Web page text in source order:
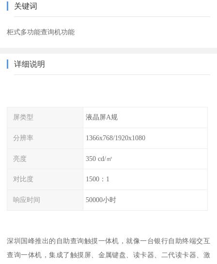
关键词
柜式多功能查询机功能
详细说明
屏类型 液晶屏A规
分辨率 1366x768/1920x1080
亮度 350 cd/㎡
对比度 1500：1
响应时间 50000小时
深圳国峰推出的自助查询触摸一体机，就像一台银行自助终端交互
查询一体机，集成了触摸屏、金属键盘、读卡器、二代读卡器、激